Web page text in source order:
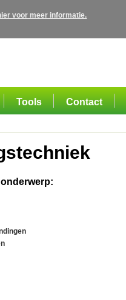
voor meer informatie.
Tools Contact